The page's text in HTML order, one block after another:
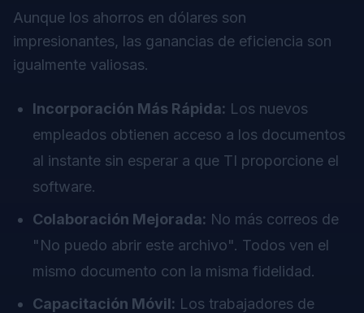
Aunque los ahorros en dólares son
impresionantes, las ganancias de eficiencia son
igualmente valiosas.
Incorporación Más Rápida: Los nuevos
empleados obtienen acceso a los documentos
al instante sin esperar a que TI proporcione el
software.
Colaboración Mejorada: No más correos de
"No puedo abrir este archivo". Todos ven el
mismo documento con la misma fidelidad.
Capacitación Móvil: Los trabajadores de